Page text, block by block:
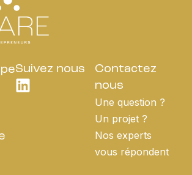
Suivez nous
Contactez
nous
Une question ?
Un projet ?
Nos experts
vous répondent